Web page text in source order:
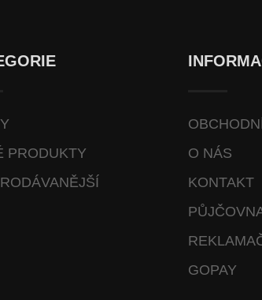
PRODUKTY
O NÁS
KONTAKT
GOPAY